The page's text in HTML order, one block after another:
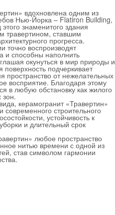
вдохновлена одним из
Нью-Йорка – Flatiron Building,
знаменитого здания
травертином, ставшим
прогресса.
точно воспроизводят
и способны наполнить
окунуться в мир природы и
подчеркивает
пространство от нежелательных
восприятие. Благодаря этому
в любую обстановку как жилого
керамогранит «Травертин»
строительного
устойчивость к
и длительный срок
любое пространство
нитью времени с одной из
став символом гармонии